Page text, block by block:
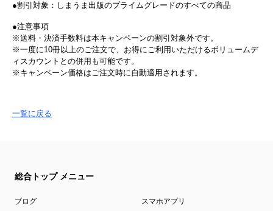
●割引対象：しまうま出版のプライムグレードのすべての商品
●注意事項
※送料・決済手数料は本キャンペーンの割引対象外です。
※一度に10冊以上のご注文で、お得にご利用いただけるボリュームデ
ィスカウントとの併用も可能です。
※キャンペーン価格はご注文時に自動適用されます。
一覧に戻る
総合トップ メニュー
ブログ スマホアプリ